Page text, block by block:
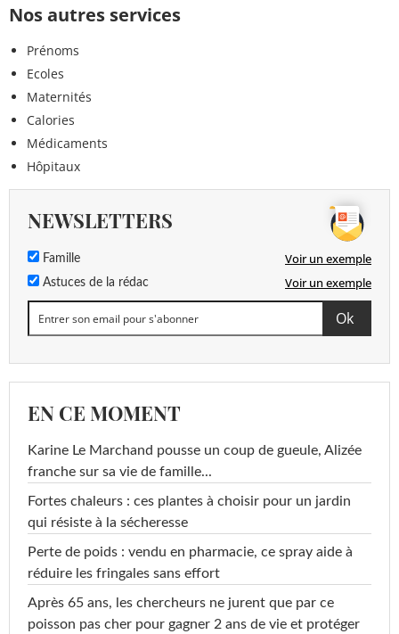
Nos autres services
Prénoms
Ecoles
Maternités
Calories
Médicaments
Hôpitaux
NEWSLETTERS
Famille Voir un exemple
Astuces de la rédac Voir un exemple
EN CE MOMENT
Karine Le Marchand pousse un coup de gueule, Alizée
franche sur sa vie de famille...
Fortes chaleurs : ces plantes à choisir pour un jardin
qui résiste à la sécheresse
Perte de poids : vendu en pharmacie, ce spray aide à
réduire les fringales sans effort
Après 65 ans, les chercheurs ne jurent que par ce
poisson pas cher pour gagner 2 ans de vie et protéger